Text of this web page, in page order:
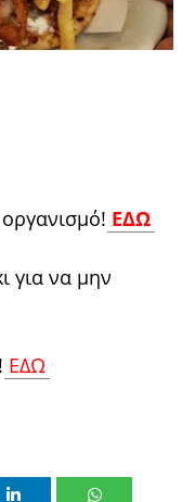
ΕΔΩ
για να μην
ΕΔΩ